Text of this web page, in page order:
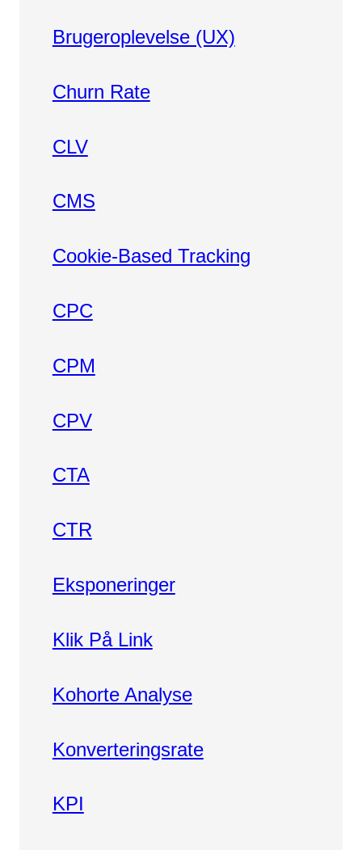
Brugeroplevelse (UX)
Churn Rate
CLV
CMS
Cookie-Based Tracking
CPC
CPM
CPV
CTA
CTR
Eksponeringer
Klik På Link
Kohorte Analyse
Konverteringsrate
KPI